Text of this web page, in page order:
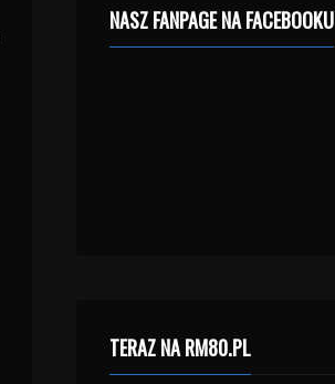
NASZ FANPAGE NA FACEBOOKU
TERAZ NA RM80.PL